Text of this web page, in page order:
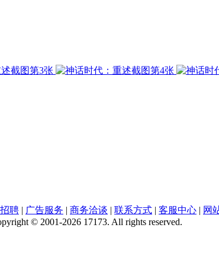
聘 | 广告服务 | 商务洽谈 | 联系方式 | 客服中心 | 网
© 2001-2026 17173. All rights reserved.